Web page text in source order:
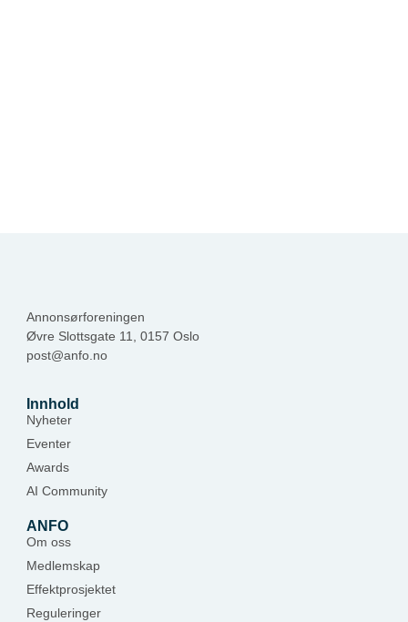
Annonsørforeningen
Øvre Slottsgate 11, 0157 Oslo
post@anfo.no
Innhold
Nyheter
Eventer
Awards
AI Community
ANFO
Om oss
Medlemskap
Effektprosjektet
Reguleringer